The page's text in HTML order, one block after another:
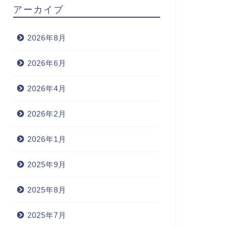
アーカイブ
2026年8月
2026年6月
2026年4月
2026年2月
2026年1月
2025年9月
2025年8月
2025年7月